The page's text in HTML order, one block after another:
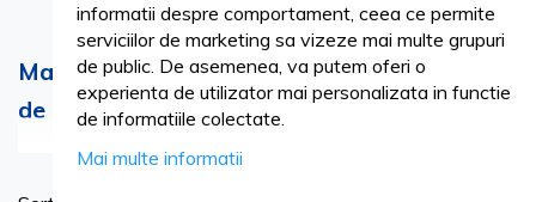
Masti Medicale - Igiena - standarde stricte
de calitate, la prețuri competitive.
informatii despre comportament, ceea ce permite
serviciilor de marketing sa vizeze mai multe grupuri
de public. De asemenea, va putem oferi o
experienta de utilizator mai personalizata in functie
de informatiile colectate.
Mai multe informatii